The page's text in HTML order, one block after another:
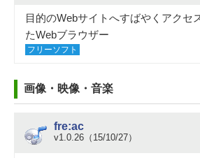
目的のWebサイトへすばやくアクセ
たWebブラウザー
フリーソフト
画像・映像・音楽
fre:ac
v1.0.26（15/10/27）